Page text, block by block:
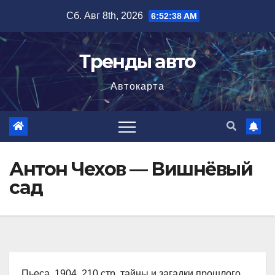
содержимому
Сб. Авг 8th, 2026 6:52:39 AM
Тренды авто
Автокарта
Антон Чехов — Вишнёвый
сад